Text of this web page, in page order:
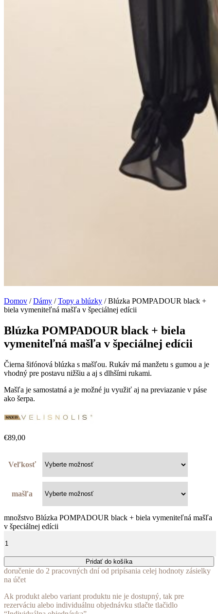
Domov /Dámy /Topy a blúzky / Blúzka POMPADOUR black +
biela vymeniteľná mašľa v špeciálnej edícii
Blúzka POMPADOUR black + biela
vymeniteľná mašľa v špeciálnej edícii
Čierna šifónová blúzka s mašľou. Rukáv má manžetu s gumou a je
vhodný pre postavu nižšiu a aj s dlhšími rukami.
Mašľa je samostatná a je možné ju využiť aj na previazanie v páse
ako šerpa.
€89,00
Veľkosť
mašľa
množstvo Blúzka POMPADOUR black + biela vymeniteľná mašľa
v špeciálnej edícii
Pridať do košíka
doručenie do 2 pracovných dní od pripísania celej hodnoty zásielky
na účet
Ak produkt alebo variant produktu nie je dostupný, tak pre
rezerváciu alebo individuálnu objednávku stlačte tlačidlo